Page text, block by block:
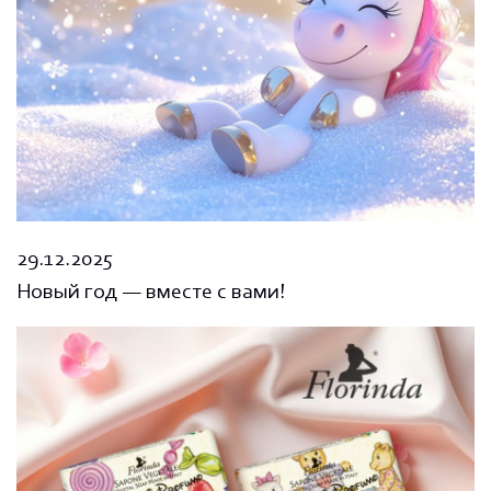
PRIME
29.12.2025
Новый год — вместе с вами!